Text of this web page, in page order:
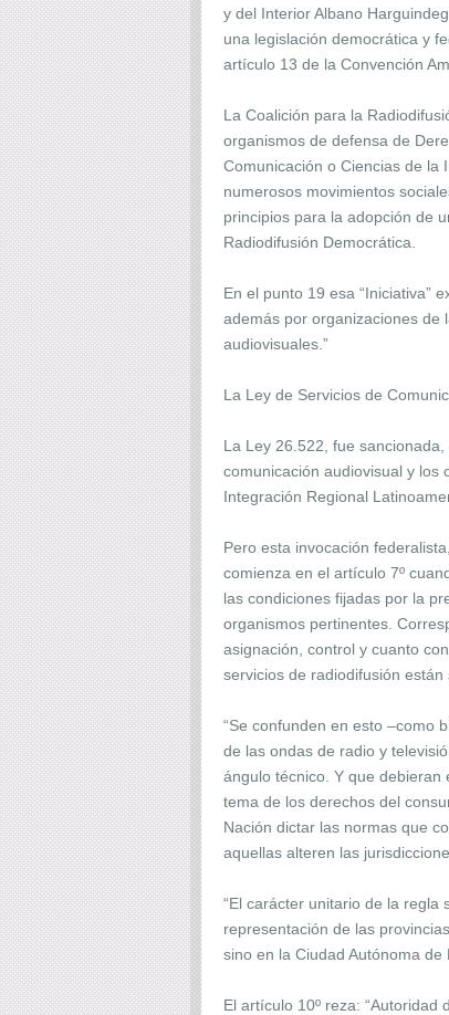
y del Interior Albano
una legislación democrática y
artículo 13 de la Convención
La Coalición para la
organismos de defensa de
Comunicación o Ciencias de la
numerosos movimientos
principios para la adopción de
Radiodifusión Democrática.
En el punto 19 esa “Iniciativa”
además por organizaciones de
audiovisuales.”
La Ley de Servicios de
La Ley 26.522, fue
comunicación audiovisual y los
Integración Regional
Pero esta invocación
comienza en el artículo 7º
las condiciones fijadas por la
organismos pertinentes.
asignación, control y cuanto
servicios de radiodifusión
“Se confunden en esto –como
de las ondas de radio y
ángulo técnico. Y que
tema de los derechos del
Nación dictar las normas que
aquellas alteren las
“El carácter unitario de la regla
representación de las
sino en la Ciudad Autónoma de
El artículo 10º reza: